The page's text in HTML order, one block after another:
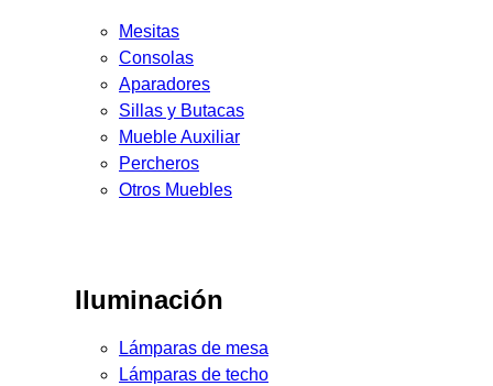
Mesitas
Consolas
Aparadores
Sillas y Butacas
Mueble Auxiliar
Percheros
Otros Muebles
Iluminación
Lámparas de mesa
Lámparas de techo